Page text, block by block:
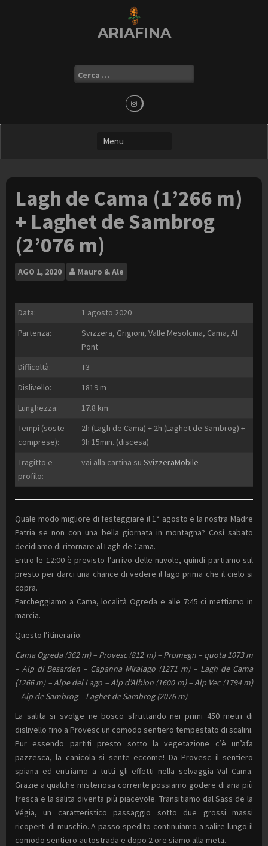
ARIAFINA
Ricerca
per:
Lagh de Cama (1’266 m)
+ Laghet de Sambrog
(2’076 m)
AGO 1, 2020 Mauro & Ale
Data:
1 agosto 2020
Partenza:
Svizzera, Grigioni, Valle Mesolcina, Cama, Al
Pont
Difficoltà:
T3
Dislivello:
1819 m
Lunghezza:
17.8 km
Tempi (soste
comprese):
2h (Lagh de Cama) + 2h (Laghet de Sambrog) +
3h 15min. (discesa)
Tragitto e
profilo:
vai alla cartina su SvizzeraMobile
Quale modo migliore di festeggiare il 1° agosto e la nostra Madre
Patria se non con una bella giornata in montagna? Così sabato
decidiamo di ritornare al Lagh de Cama.
Entro le 12:00 è previsto l’arrivo delle nuvole, quindi partiamo sul
presto per darci una chance di vedere il lago prima che il cielo si
copra.
Parcheggiamo a Cama, località Ogreda e alle 7:45 ci mettiamo in
marcia.
Questo l’itinerario:
Cama Ogreda (362 m) – Provesc (812 m) – Promegn – quota 1073 m
– Alp di Besarden – Capanna Miralago (1271 m) – Lagh de Cama
(1266 m) – Alpe del Lago – Alp d’Albion (1600 m) – Alp Vec (1794 m)
– Alp de Sambrog – Laghet de Sambrog (2076 m)
La salita si svolge ne bosco sfruttando nei primi 450 metri di
dislivello fino a Provesc un comodo sentiero tempestato di scalini.
Pur essendo partiti presto sotto la vegetazione c’è un’afa
pazzesca, la canicola si sente eccome! Da Provesc il sentiero
spiana ed entriamo a tutti gli effetti nella selvaggia Val Cama.
Grazie a qualche misteriosa corrente possiamo godere di aria più
fresca e la salita diventa più piacevole. Transitiamo dal Sass de la
Végia, un caratteristico passaggio sotto due grossi massi
ricoperti di muschio. A passo spedito continuiamo a salire lungo il
comodo sentiero-autostrada e dopo 2 ore siamo alla meta.